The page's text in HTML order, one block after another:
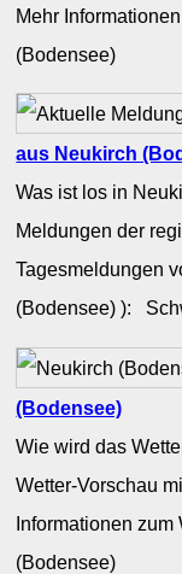
Mehr
(Bodensee)
aus Neukirch
Was ist los in
Meldungen der
Tagesmeldungen
(Bodensee) ):
(Bodensee)
Wie wird das
Wetter-Vorschau
Informationen
(Bodensee)